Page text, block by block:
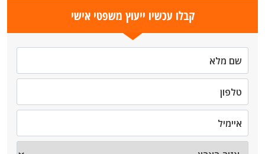
קבלו עכשיו ייעוץ משפטי אישי